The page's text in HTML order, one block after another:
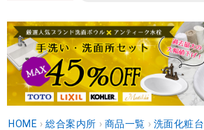
HOME › 総合案内所 › 商品一覧 › 洗面化粧